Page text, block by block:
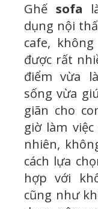
Ghế sofa
dụng nội
cafe,
được rất
điểm vừa
sống vừa
giãn cho
giờ làm
nhiên,
cách lựa
hợp với
cũng như